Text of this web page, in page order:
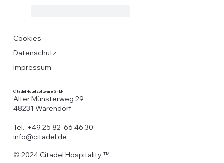
Cookies
Datenschutz
Impressum
Citadel Hotelsoftware GmbH
Alter Münsterweg 29
48231 Warendorf
Tel.: +49 25 82 66 46 30
info@citadel.de
© 2024 Citadel Hospitality ™